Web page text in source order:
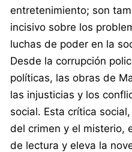
entretenimiento; son
incisivo sobre los
luchas de poder en la
Desde la corrupción
políticas, las obras de
las injusticias y los
social. Esta crítica
del crimen y el misterio,
de lectura y eleva la